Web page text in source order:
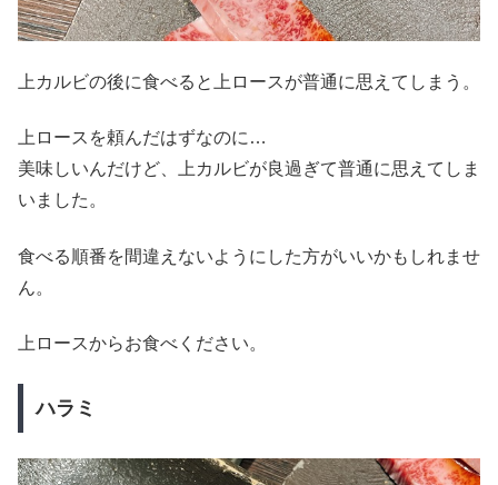
上カルビの後に食べると上ロースが普通に思えてしまう。
上ロースを頼んだはずなのに…
美味しいんだけど、上カルビが良過ぎて普通に思えてしま
いました。
食べる順番を間違えないようにした方がいいかもしれませ
ん。
上ロースからお食べください。
ハラミ